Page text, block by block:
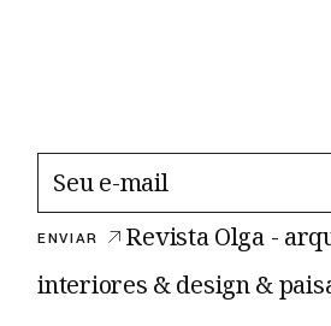
ENVIAR
Revista Olga -
interiores & design &